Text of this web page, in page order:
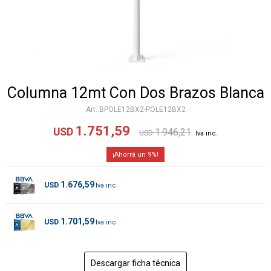
Columna 12mt Con Dos Brazos Blanca
BPOLE12BX2-POLE12BX2
USD 1.751,59 USD 1.946,21
9
USD 1.676,59
USD 1.701,59
Descargar ficha técnica